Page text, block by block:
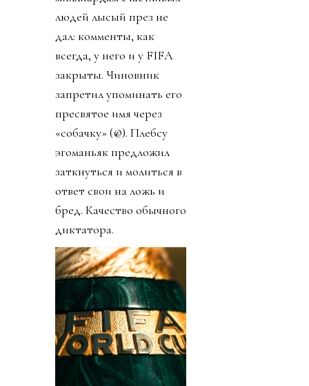
людей лысый през не
дал: комменты, как
всегда, у него и у FIFA
закрыты. Чиновник
запретил упоминать его
пресвятое имя через
«собачку» (@). Плебсу
эгоманьяк предложил
заткнуться и молиться в
ответ свои на ложь и
бред. Качество обычного
диктатора.